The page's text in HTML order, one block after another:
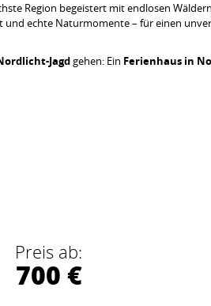
Region begeistert mit endlosen
echte Naturmomente – für einen
Jagdgehen: Ein Ferienhaus in
Preis ab:
700 €